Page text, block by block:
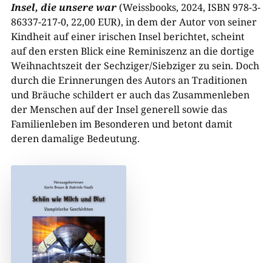
Insel, die unsere war(Weissbooks, 2024, ISBN 978-3-
86337-217-0, 22,00 EUR), in dem der Autor von seiner
Kindheit auf einer irischen Insel berichtet, scheint
auf den ersten Blick eine Reminiszenz an die dortige
Weihnachtszeit der Sechziger/Siebziger zu sein. Doch
durch die Erinnerungen des Autors an Traditionen
und Bräuche schildert er auch das Zusammenleben
der Menschen auf der Insel generell sowie das
Familienleben im Besonderen und betont damit
deren damalige Bedeutung.